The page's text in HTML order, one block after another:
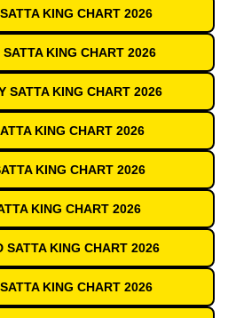
KING CHART 2026
KING CHART 2026
SATTA KING CHART 2026
KING CHART 2026
KING CHART 2026
KING CHART 2026
SATTA KING CHART 2026
KING CHART 2026